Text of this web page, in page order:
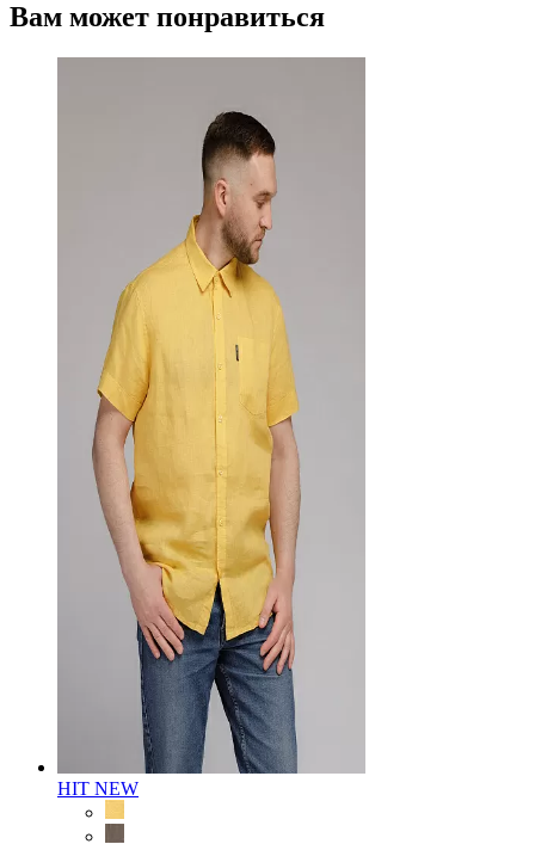
Вам может понравиться
HIT NEW